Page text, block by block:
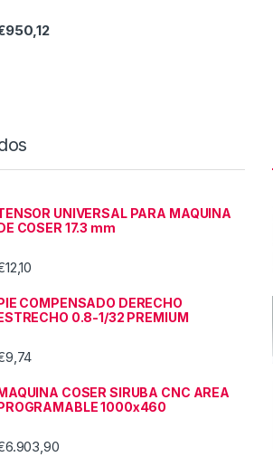
950,12
UNIVERSAL PARA MAQUINA
COSER 17.3 mm
12,10
COMPENSADO DERECHO
0.8-1/32 PREMIUM
9,74
COSER SIRUBA CNC AREA
1000x460
6.903,90